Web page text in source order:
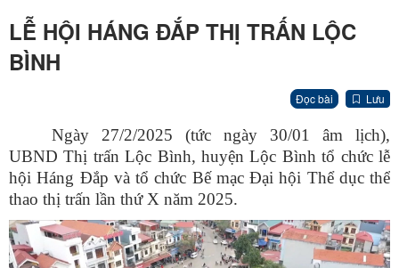
LỄ HỘI HÁNG ĐẮP THỊ TRẤN LỘC
BÌNH
Đọc bài Lưu
Ngày 27/2/2025 (tức ngày 30/01 âm lịch),
UBND Thị trấn Lộc Bình, huyện Lộc Bình tổ chức lễ
hội Háng Đắp và tổ chức Bế mạc Đại hội Thể dục thể
thao thị trấn lần thứ X năm 2025.